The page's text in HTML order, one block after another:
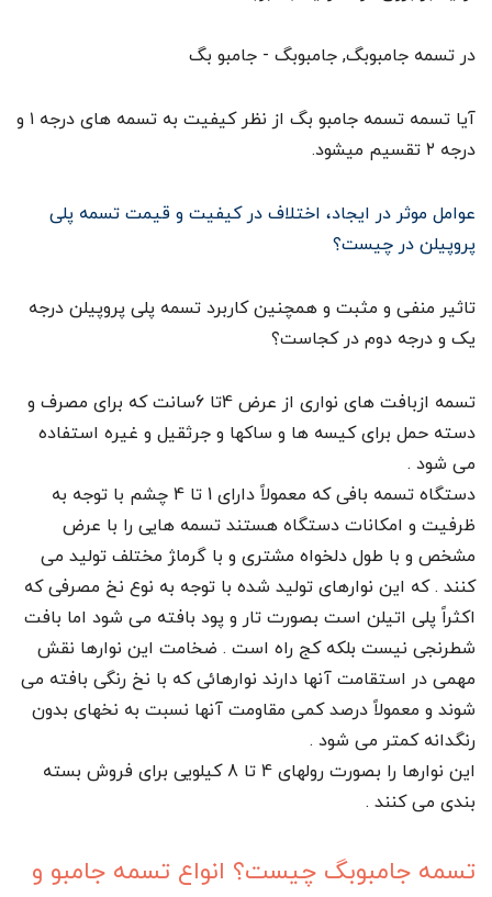
در تسمه جامبوبگ, جامبوبگ - جامبو بگ
آیا تسمه تسمه جامبو بگ از نظر کیفیت به تسمه های درجه ۱ و
درجه ۲ تقسیم میشود.
عوامل موثر در ایجاد، اختلاف در کیفیت و قیمت تسمه پلی
پروپیلن در چیست؟
تاثیر منفی و مثبت و همچنین کاربرد تسمه پلی پروپیلن درجه
یک و درجه دوم در کجاست؟
تسمه ازبافت های نواری از عرض 4تا 6سانت که برای مصرف و
دسته حمل برای کیسه ها و ساکها و جرثقیل و غیره استفاده
می شود .
دستگاه تسمه بافی که معمولاً دارای 1 تا 4 چشم با توجه به
ظرفیت و امکانات دستگاه هستند تسمه هایی را با عرض
مشخص و با طول دلخواه مشتری و با گرما‍ژ مختلف تولید می
کنند . که این نوارهای تولید شده با توجه به نوع نخ مصرفی که
اکثراً پلی اتیلن است بصورت تار و پود بافته می شود اما بافت
شطرنجی نیست بلکه کج راه است . ضخامت این نوارها نقش
مهمی در استقامت آنها دارند نوارهائی که با نخ رنگی بافته می
شوند و معمولاً درصد کمی مقاومت آنها نسبت به نخهای بدون
رنگدانه کمتر می شود .
این نوارها را بصورت رولهای 4 تا 8 کیلویی برای فروش بسته
بندی می کنند .
تسمه جامبوبگ چیست؟ انواع تسمه جامبو و